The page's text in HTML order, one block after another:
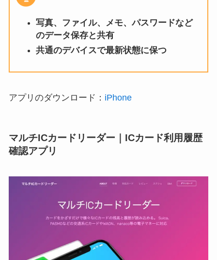
写真、ファイル、メモ、パスワードなど
のデータ保存と共有
共通のデバイスで最新状態に保つ
アプリのダウンロード： iPhone
マルチICカードリーダー｜ICカード利用履歴
確認アプリ